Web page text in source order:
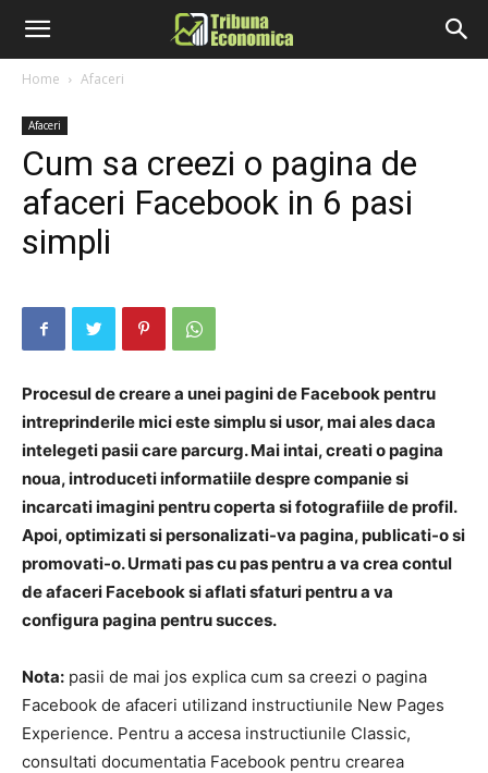
Home Afaceri
Afaceri
Cum sa creezi o pagina de
afaceri Facebook in 6 pasi
simpli
Procesul de creare a unei pagini de Facebook pentru
intreprinderile mici este simplu si usor, mai ales daca
intelegeti pasii care parcurg. Mai intai, creati o pagina
noua, introduceti informatiile despre companie si
incarcati imagini pentru coperta si fotografiile de profil.
Apoi, optimizati si personalizati-va pagina, publicati-o si
promovati-o. Urmati pas cu pas pentru a va crea contul
de afaceri Facebook si aflati sfaturi pentru a va
configura pagina pentru succes.
Nota: pasii de mai jos explica cum sa creezi o pagina
Facebook de afaceri utilizand instructiunile New Pages
Experience. Pentru a accesa instructiunile Classic,
consultati documentatia Facebook pentru crearea